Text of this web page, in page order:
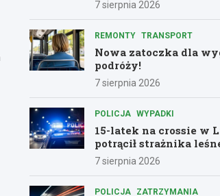
7 sierpnia 2026
REMONTY TRANSPORT
Nowa zatoczka dla
podróży!
7 sierpnia 2026
POLICJA WYPADKI
15-latek na crossie w
potrącił strażnika
dramatycznej ucieczce
7 sierpnia 2026
POLICJA ZATRZYMANIA